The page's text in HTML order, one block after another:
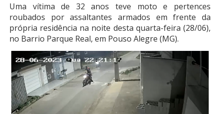
Uma vítima de 32 anos teve moto e pertences
roubados por assaltantes armados em frente da
própria residência na noite desta quarta-feira (28/06),
no Barrio Parque Real, em Pouso Alegre (MG).